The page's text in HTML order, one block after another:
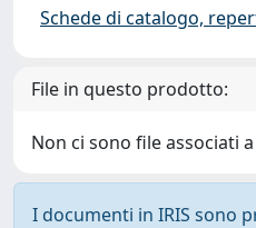
Schede di catalogo,
File in questo prodotto:
Non ci sono file associati
I documenti in IRIS sono